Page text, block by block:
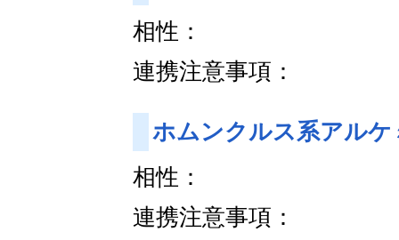
相性：
連携注意事項：
ホムンクルス系アル
相性：
連携注意事項：